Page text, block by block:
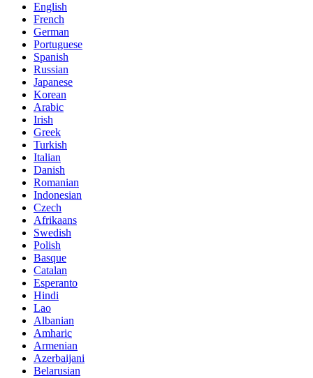
English
French
German
Portuguese
Spanish
Russian
Japanese
Korean
Arabic
Irish
Greek
Turkish
Italian
Danish
Romanian
Indonesian
Czech
Afrikaans
Swedish
Polish
Basque
Catalan
Esperanto
Hindi
Lao
Albanian
Amharic
Armenian
Azerbaijani
Belarusian